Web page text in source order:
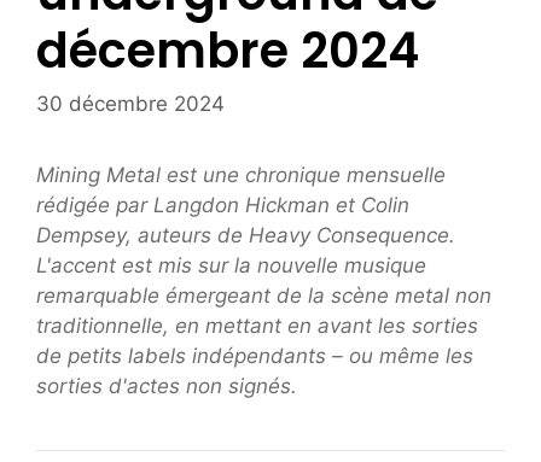
décembre 2024
30 décembre 2024
Mining Metal est une chronique mensuelle
rédigée par Langdon Hickman et Colin
Dempsey, auteurs de Heavy Consequence.
L'accent est mis sur la nouvelle musique
remarquable émergeant de la scène metal non
traditionnelle, en mettant en avant les sorties
de petits labels indépendants – ou même les
sorties d'actes non signés.